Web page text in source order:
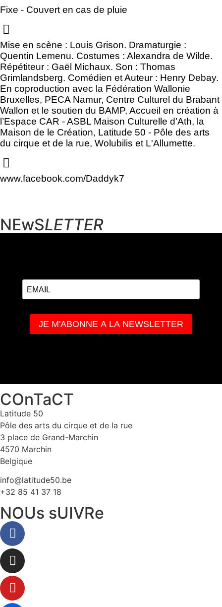
Fixe - Couvert en cas de pluie
Mise en scène : Louis Grison. Dramaturgie :
Quentin Lemenu. Costumes : Alexandra de Wilde.
Répétiteur : Gaël Michaux. Son : Thomas
Grimlandsberg. Comédien et Auteur : Henry Debay.
En coproduction avec la Fédération Wallonie
Bruxelles, PECA Namur, Centre Culturel du Brabant
Wallon et le soutien du BAMP, Accueil en création à
l’Espace CAR - ASBL Maison Culturelle d’Ath, la
Maison de le Création, Latitude 50 - Pôle des arts
du cirque et de la rue, Wolubilis et L'Allumette.
www.facebook.com/Daddyk7
NEwSLETTER
COnTaCT
Latitude 50
Pôle des arts du cirque et de la rue
3 place de Grand-Marchin
4570 Marchin
Belgique
info@latitude50.be
+32 85 41 37 18
NOUs sUIVRe